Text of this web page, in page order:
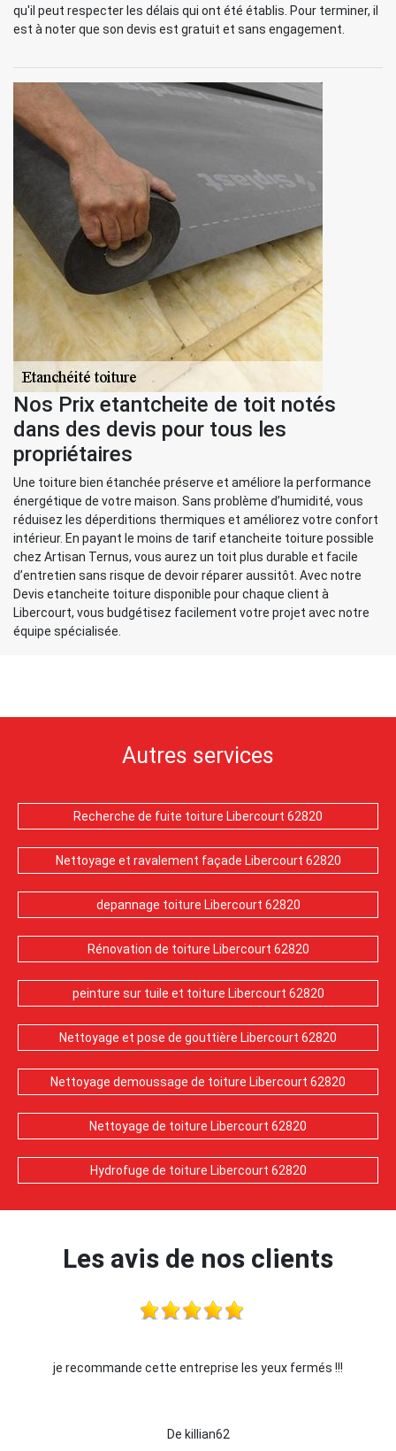
qu'il peut respecter les délais qui ont été établis. Pour terminer, il
est à noter que son devis est gratuit et sans engagement.
Nos Prix etantcheite de toit notés
dans des devis pour tous les
propriétaires
Une toiture bien étanchée préserve et améliore la performance
énergétique de votre maison. Sans problème d’humidité, vous
réduisez les déperditions thermiques et améliorez votre confort
intérieur. En payant le moins de tarif etancheite toiture possible
chez Artisan Ternus, vous aurez un toit plus durable et facile
d’entretien sans risque de devoir réparer aussitôt. Avec notre
Devis etancheite toiture disponible pour chaque client à
Libercourt, vous budgétisez facilement votre projet avec notre
équipe spécialisée.
Autres services
Recherche de fuite toiture Libercourt 62820
Nettoyage et ravalement façade Libercourt 62820
depannage toiture Libercourt 62820
Rénovation de toiture Libercourt 62820
peinture sur tuile et toiture Libercourt 62820
Nettoyage et pose de gouttière Libercourt 62820
Nettoyage demoussage de toiture Libercourt 62820
Nettoyage de toiture Libercourt 62820
Hydrofuge de toiture Libercourt 62820
Les avis de nos clients
je recommande cette entreprise les yeux fermés !!!
De killian62